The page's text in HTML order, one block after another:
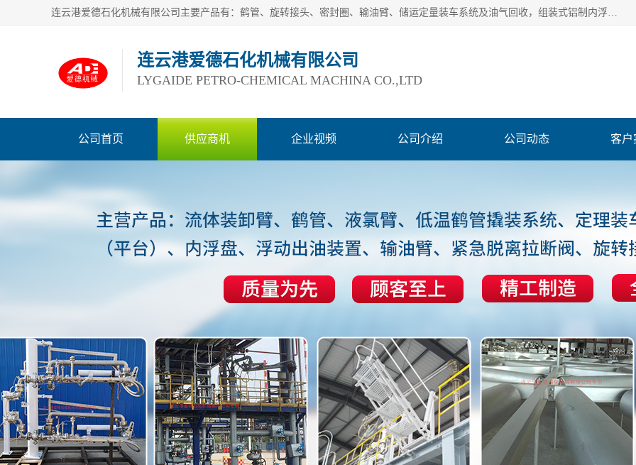
连云港爱德石化机械有限公司主要产品有：鹤管、旋转接头、密封圈、输油臂、储运定量装车系统及油气回收，组装式铝制内浮盘及油罐附件、钢结构栈桥/平台、活动梯、紧急脱离拉断阀等。完备的制造和检测手段以及高素质的员工确保了产品的质量。
连云港爱德石化机械有限公司
LYGAIDE PETRO-CHEMICAL MACHINA CO.,LTD
公司首页 供应商机 企业视频 公司介绍 公司动态 客户